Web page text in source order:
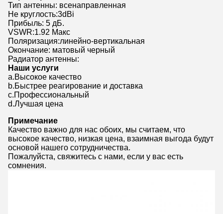
Тип антенны: всенаправленная
Не круглость:3dBi
Прибыль: 5 дБ.
VSWR:1.92 Макс
Поляризация:линейно-вертикальная
Окончание: матовый черный
Радиатор антенны:
Наши услуги
a.Высокое качество
b.Быстрее реагирование и доставка
c.Профессиональный
d.Лучшая цена
Примечание
Качество важно для нас обоих, мы считаем, что
высокое качество, низкая цена, взаимная выгода будут
основой нашего сотрудничества.
Пожалуйста, свяжитесь с нами, если у вас есть
сомнения.